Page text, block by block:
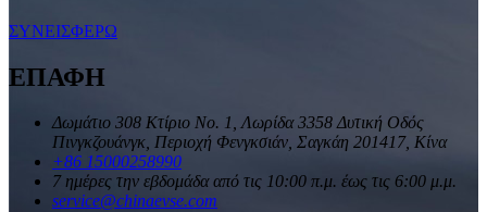
ΣΥΝΕΙΣΦΕΡΩ
ΕΠΑΦΗ
Δωμάτιο 308 Κτίριο Νο. 1, Λωρίδα 3358 Δυτική Οδός
Πινγκζουάνγκ, Περιοχή Φενγκσιάν, Σαγκάη 201417, Κίνα
+86 15000258990
7 ημέρες την εβδομάδα από τις 10:00 π.μ. έως τις 6:00 μ.μ.
service@chinaevse.com